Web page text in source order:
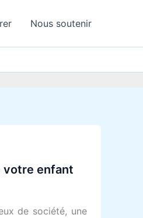
Nous soutenir
votre enfant
de société, une